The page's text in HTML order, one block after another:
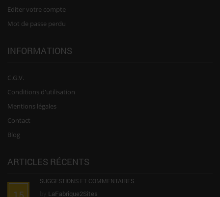
Editer votre compte
Mot de passe perdu
INFORMATIONS
C.G.V.
Conditions d'utilisation
Mentions légales
Contact
Blog
ARTICLES RÉCENTS
15
SUGGESTIONS ET COMMENTAIRES
LaFabrique2Sites